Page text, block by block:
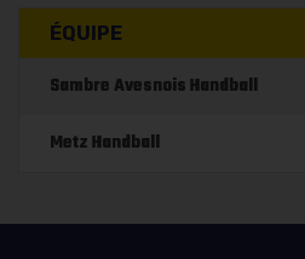
ÉQUIPE
Sambre Avesnois Handball
Metz Handball